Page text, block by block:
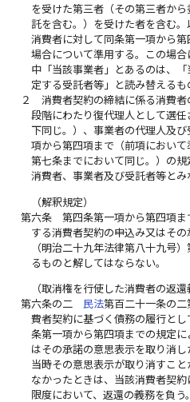
を受けた第三者（その第三者か
託を含む。）を受けた者を含む
消費者に対して同条第一項から
場合について準用する。この場
中「当該事業者」とあるのは、
定する受託者等」と読み替えるも
２
消費者契約の締結に係る消費
段階にわたり復代理人として選
下同じ。）、事業者の代理人及
項から第四項まで（前項におい
第七条までにおいて同じ。）の
消費者、事業者及び受託者等とみ
（解釈規定）
第六条
第四条第一項から第四項
する消費者契約の申込み又はそ
（明治二十九年法律第八十九号
るものと解してはならない。
（取消権を行使した消費者の返還
第六条の二
民法第百二十一条の
費者契約に基づく債務の履行と
条第一項から第四項までの規定
はその承諾の意思表示を取り消
当時その意思表示が取り消すこ
なかったときは、当該消費者契
限度において、返還の義務を負う。